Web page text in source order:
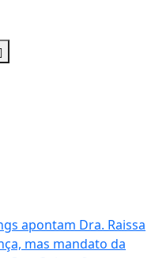
apontam Dra. Raissa
mas mandato da